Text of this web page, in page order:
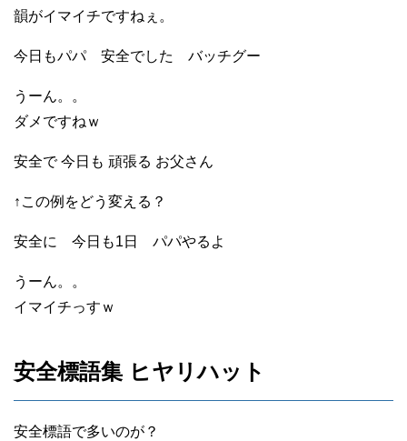
韻がイマイチですねぇ。
今日もパパ 安全でした バッチグー
うーん。。
ダメですねｗ
安全で 今日も 頑張る お父さん
↑この例をどう変える？
安全に 今日も1日 パパやるよ
うーん。。
イマイチっすｗ
安全標語集 ヒヤリハット
安全標語で多いのが？